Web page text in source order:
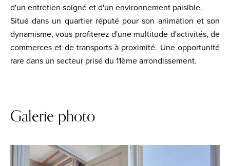
d'un entretien soigné et d'un environnement paisible.
Situé dans un quartier réputé pour son animation et son
dynamisme, vous profiterez d'une multitude d'activités, de
commerces et de transports à proximité. Une opportunité
rare dans un secteur prisé du 11ème arrondissement.
Galerie photo